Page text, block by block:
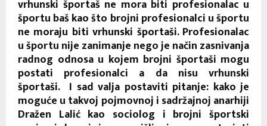
vrhunski športaš ne mora biti profesionalac u
športu baš kao što brojni profesionalci u športu
ne moraju biti vrhunski športaši. Profesionalac
u športu nije zanimanje nego je način zasnivanja
radnog odnosa u kojem brojni športaši mogu
postati profesionalci a da nisu vrhunski
športaši. I sad valja postaviti pitanje: kako je
moguće u takvoj pojmovnoj i sadržajnoj anarhiji
Dražen Lalić kao sociolog i brojni športski